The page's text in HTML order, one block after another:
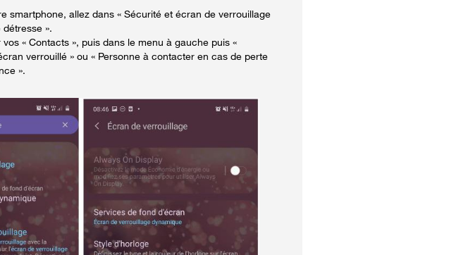
smartphone, allez dans « Sécurité et écran de verrouillage
».
« Contacts », puis dans le menu à gauche puis «
verrouillé » ou « Personne à contacter en cas de perte
».